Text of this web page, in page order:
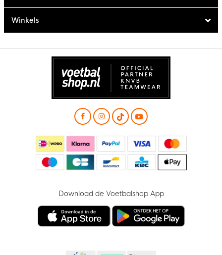
Winkels
Download de Voetbalshop App